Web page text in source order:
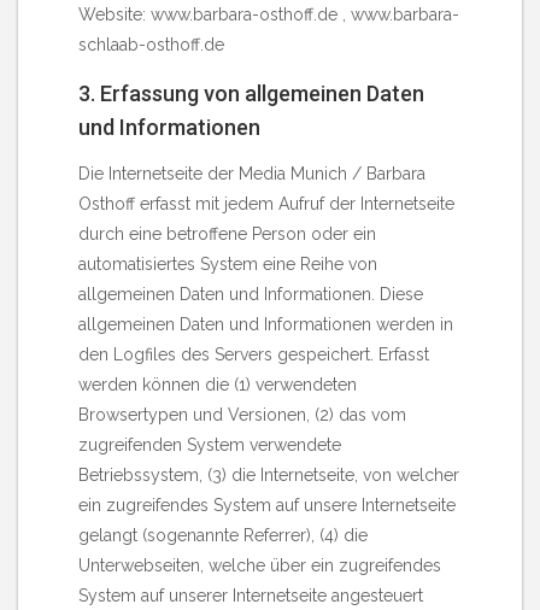
Website: www.barbara-osthoff.de , www.barbara-
schlaab-osthoff.de
3. Erfassung von allgemeinen Daten
und Informationen
Die Internetseite der Media Munich / Barbara
Osthoff erfasst mit jedem Aufruf der Internetseite
durch eine betroffene Person oder ein
automatisiertes System eine Reihe von
allgemeinen Daten und Informationen. Diese
allgemeinen Daten und Informationen werden in
den Logfiles des Servers gespeichert. Erfasst
werden können die (1) verwendeten
Browsertypen und Versionen, (2) das vom
zugreifenden System verwendete
Betriebssystem, (3) die Internetseite, von welcher
ein zugreifendes System auf unsere Internetseite
gelangt (sogenannte Referrer), (4) die
Unterwebseiten, welche über ein zugreifendes
System auf unserer Internetseite angesteuert